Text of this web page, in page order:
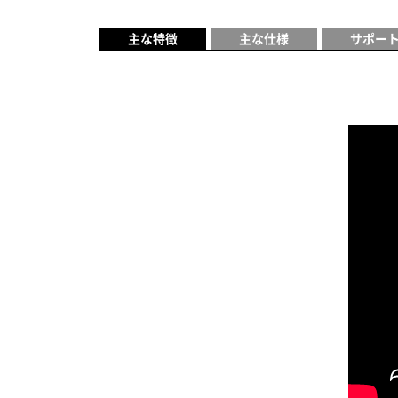
主な特徴 主な仕様 サポー